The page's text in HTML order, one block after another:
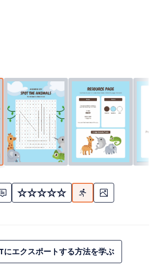
エクスポートする方法を学ぶ